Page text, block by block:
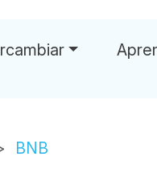
BNB